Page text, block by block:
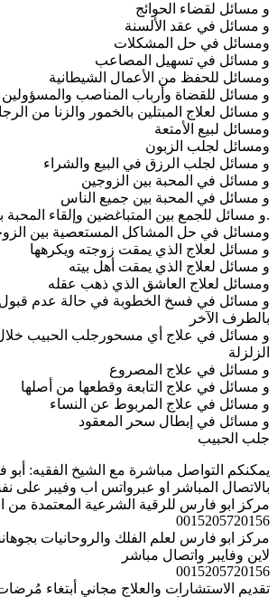
و مسائل لقضاء الحوائج
و مسائل في عقد الألسنة
ومسائل في حل المشكلات
و مسائل في تسهيل المصاعب
ومسائل للحفظ من الأعمال الشيطانية
و مسائل للقضاة وأرباب المناصب والمسؤولين
و مسائل لعلاج المبتلين بالخمور والزنا من
ومسائل لبيع الأمتعة
ومسائل لجلب الزبون
و مسائل لجلب الرزق في البيع والشراء
و مسائل في المحبة بين الزوجين
و مسائل في المحبة بين جميع الناس
.و مسائل للجمع بين المتباغضين وإلقاء المحبة
ومسائل في حل المشاكل المستعصية بين
و مسائل لعلاج الذي يمقت زوجته ويكرهها
و مسائل لعلاج الذي يمقت أهل بيته
ومسائل لعلاج العاشق الذي ذهب عقله
و مسائل في فسخ الخطوبة في حالة عدم قبول
بالطرف الآخر
و مسائل في علاج أي مسحورجلب الحبيب
الزلزلة
و مسائل في علاج المصروع
و مسائل في علاج التابعة وقطعها من أصلها
و مسائل في علاج المربوط عن النساء
و مسائل في إبطال سحر المعقود
جلب الحبيب
يمكنكم التواصل مباشرة مع الشيخ الفقيه: أبو
بالاتصال المباشر او عبرواتس اب وفيبر على
مركز ابو فارس للرقية الشرعية المعتمدة من
0015205720156
مركز ابو فارس لعلم الفلك والروحانيات
لاين وفايبر واتصال مباشر
0015205720156
تقديم الاستشارات والعلاج مجاني أبتغاء